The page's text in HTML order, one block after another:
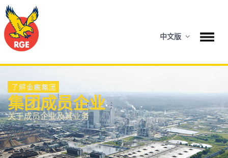
中文版
集团成员企业
关于成员企业及其业务